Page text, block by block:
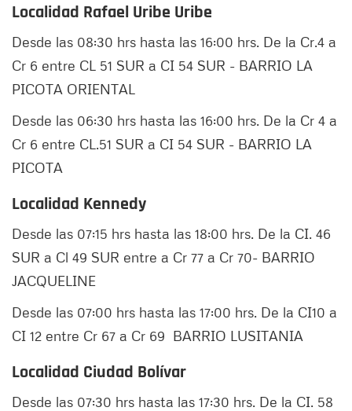
Localidad Rafael Uribe Uribe
Desde las 08:30 hrs hasta las 16:00 hrs. De la Cr.4 a
Cr 6 entre CL 51 SUR a CI 54 SUR - BARRIO LA
PICOTA ORIENTAL
Desde las 06:30 hrs hasta las 16:00 hrs. De la Cr 4 a
Cr 6 entre CL.51 SUR a CI 54 SUR - BARRIO LA
PICOTA
Localidad Kennedy
Desde las 07:15 hrs hasta las 18:00 hrs. De la CI. 46
SUR a Cl 49 SUR entre a Cr 77 a Cr 70- BARRIO
JACQUELINE
Desde las 07:00 hrs hasta las 17:00 hrs. De la CI10 a
CI 12 entre Cr 67 a Cr 69 BARRIO LUSITANIA
Localidad Ciudad Bolívar
Desde las 07:30 hrs hasta las 17:30 hrs. De la CI. 58